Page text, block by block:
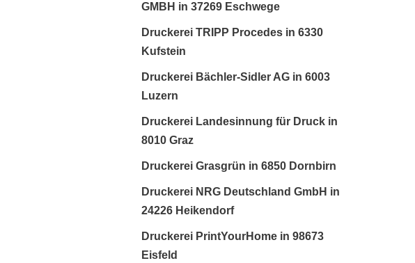
GMBH in 37269 Eschwege
Druckerei TRIPP Procedes in 6330
Kufstein
Druckerei Bächler-Sidler AG in 6003
Luzern
Druckerei Landesinnung für Druck in
8010 Graz
Druckerei Grasgrün in 6850 Dornbirn
Druckerei NRG Deutschland GmbH in
24226 Heikendorf
Druckerei PrintYourHome in 98673
Eisfeld